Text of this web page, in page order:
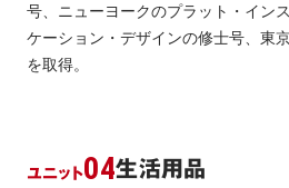
号、ニューヨークのプラット・イン
ケーション・デザインの修士号、東
を取得。
ユニット04生活用品